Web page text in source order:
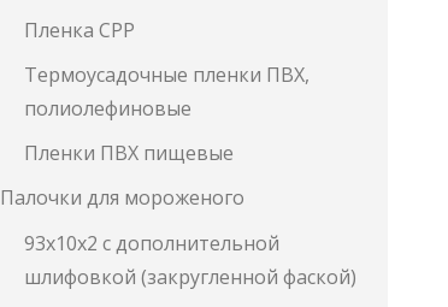
Пленка СРР
Термоусадочные пленки ПВХ,
полиолефиновые
Пленки ПВХ пищевые
Палочки для мороженого
93х10х2 с дополнительной
шлифовкой (закругленной фаской)